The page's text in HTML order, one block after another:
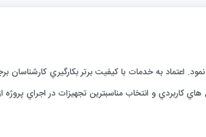
خود را آغاز نمود. اعتماد به خدمات با كيفيت برتر بكارگيري
كاربردي و انتخاب مناسبترين تجهيزات در اجراي پروژه